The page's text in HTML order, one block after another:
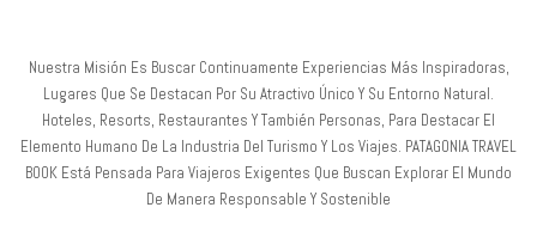
Nuestra Misión Es Buscar Continuamente Experiencias Más Inspiradoras,
Lugares Que Se Destacan Por Su Atractivo Único Y Su Entorno Natural.
Hoteles, Resorts, Restaurantes Y También Personas, Para Destacar El
Elemento Humano De La Industria Del Turismo Y Los Viajes. PATAGONIA TRAVEL
BOOK Está Pensada Para Viajeros Exigentes Que Buscan Explorar El Mundo
De Manera Responsable Y Sostenible